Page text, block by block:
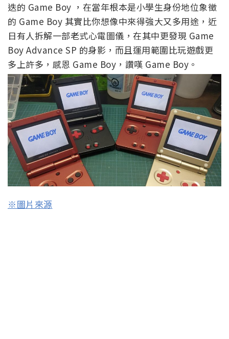
迭的 Game Boy ，在當年根本是小學生身份地位象徵
的 Game Boy 其實比你想像中來得強大又多用途，近
日有人拆解一部老式心電圖儀，在其中更發現 Game
Boy Advance SP 的身影，而且運用範圍比玩遊戲更
多上許多，感恩 Game Boy，讚嘆 Game Boy。
※圖片來源